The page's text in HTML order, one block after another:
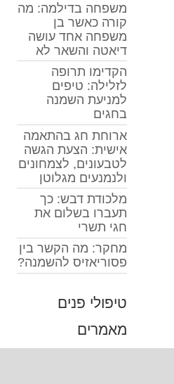
משפחה בדילמה: מה
קורה כאשר בן
משפחה אחד עושה
דיאטה והשאר לא
הקדימו תרופה
לזלילה: טיפים
למניעת השמנה
בחגים
ארוחת חג בהתאמה
אישית: הצעת הגשה
לטבעונים, לצמחונים
ולנמנעים מגלוטן
מלכודת דבש: כך
תעברו בשלום את
חגי תשרי
מחקר: מה הקשר בין
פסוריאזיס להשמנה?
טיפולי פנים
מאמרים